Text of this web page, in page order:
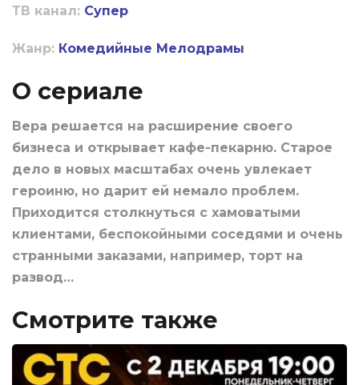
ТВ канал: Супер
Жанр: Комедийные Мелодрамы
О сериале
Вера решается на расширение своего
бизнеса и открывает кафе-пекарню. Старое
дело в новых масштабах очень увлекает
героиню, но дарит ей немало проблем.
Приходится столкнуться с хамоватыми
клиентами, беспокойными соседями и очень
странными заказами, например, торт на
развод…
Смотрите также